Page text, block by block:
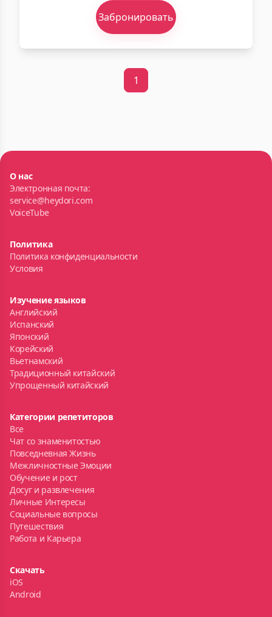
Забронировать
1
О нас
Электронная почта:
service@heydori.com
VoiceTube
Политика
Политика конфиденциальности
Условия
Изучение языков
Английский
Испанский
Японский
Корейский
Вьетнамский
Традиционный китайский
Упрощенный китайский
Категории репетиторов
Все
Чат со знаменитостью
Повседневная Жизнь
Межличностные Эмоции
Обучение и рост
Досуг и развлечения
Личные Интересы
Социальные вопросы
Путешествия
Работа и Карьера
Скачать
iOS
Android